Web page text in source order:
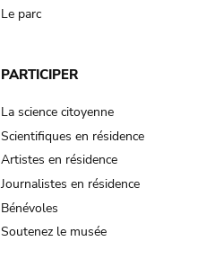
Le parc
PARTICIPER
La science citoyenne
Scientifiques en résidence
Artistes en résidence
Journalistes en résidence
Bénévoles
Soutenez le musée